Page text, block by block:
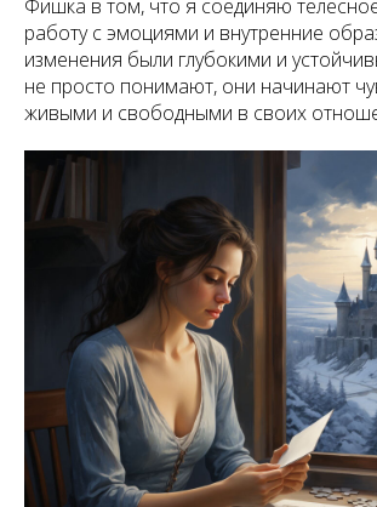
Фишка в том, что я соединяю
работу с эмоциями и внутренние
изменения были глубокими и
не просто понимают, они начинают
живыми и свободными в своих